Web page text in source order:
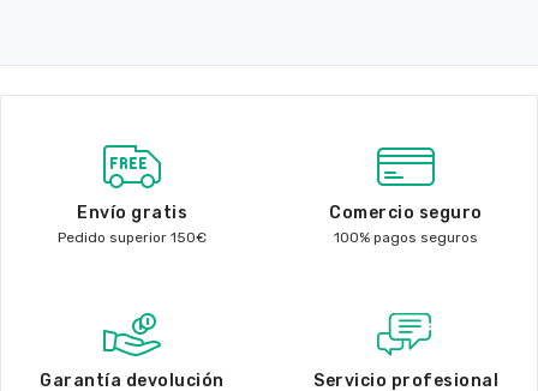
Envío gratis
Pedido superior 150€
Comercio seguro
100% pagos seguros
Garantía devolución Servicio profesional